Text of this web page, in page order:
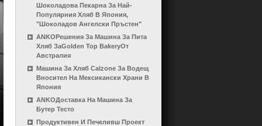
Шоколадова Пекарна За Най-
Популярния Хляб В Япония,
"Шоколадов Ангелски Пръстен"
ANKOРешения За Машина За Пита
Хляб ЗаGolden Top BakeryОт
Австралия
Машина За Хляб Calzone За Водещ
Вносител На Мексикански Храни В
Япония
ANKOДоставка На Машина За
Бутер Тесто
Продуктивен И Печеливш Проект